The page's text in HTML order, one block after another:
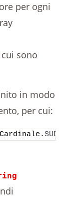
per ogni
sono
in modo
per cui:
SUD